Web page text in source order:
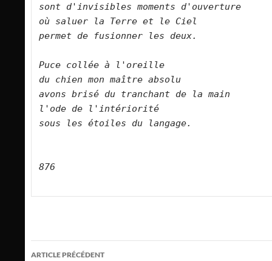
sont d'invisibles moments d'ouverture
où saluer la Terre et le Ciel
permet de fusionner les deux.
Puce collée à l'oreille
du chien mon maître absolu
avons brisé du tranchant de la main
l'ode de l'intériorité
sous les étoiles du langage.
876
Navigation
ARTICLE PRÉCÉDENT